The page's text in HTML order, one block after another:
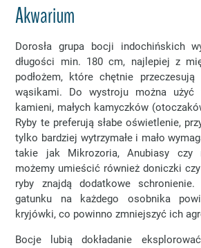
Akwarium
Dorosła grupa bocji indochińskich
długości min. 180 cm, najlepiej z
podłożem, które chętnie
wąsikami. Do wystroju można użyć
kamieni, małych kamyczków
Ryby te preferują słabe oświetlenie,
tylko bardziej wytrzymałe i mało
takie jak Mikrozoria, Anubiasy czy
możemy umieścić również doniczki
ryby znajdą dodatkowe
gatunku na każdego osobnika
kryjówki, co powinno zmniejszyć ich
Bocje lubią dokładanie